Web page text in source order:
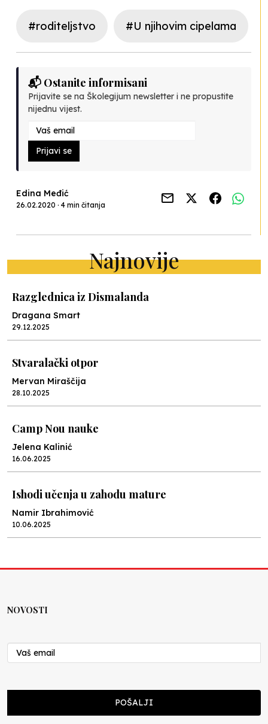
#roditeljstvo #U njihovim cipelama
📬 Ostanite informisani
Prijavite se na Školegijum newsletter i ne propustite
nijednu vijest.
Prijavi se
Edina Međić
26.02.2020 · 4 min čitanja
Najnovije
Razglednica iz Dismalanda
Dragana Smart
29.12.2025
Stvaralački otpor
Mervan Miraščija
28.10.2025
Camp Nou nauke
Jelena Kalinić
16.06.2025
Ishodi učenja u zahodu mature
Namir Ibrahimović
10.06.2025
Nenad Veličković
29.10.2024
Cuke i djeca
NOVOSTI
POŠALJI